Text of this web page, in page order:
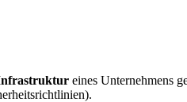
eines Unternehmens